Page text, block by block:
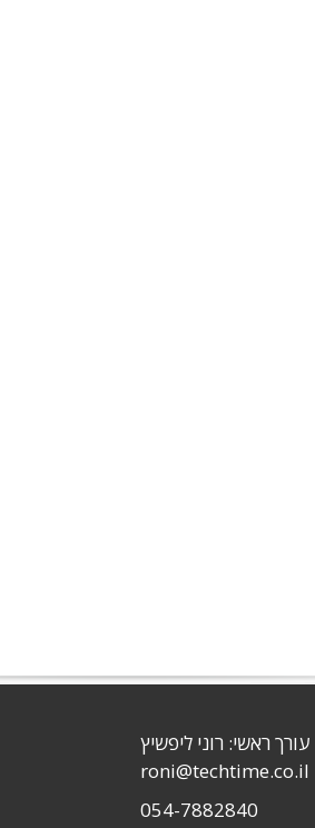
עורך ראשי: רוני ליפשיץ
roni@techtime.co.il
054-7882840